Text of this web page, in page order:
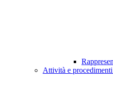
Attività e procedimenti